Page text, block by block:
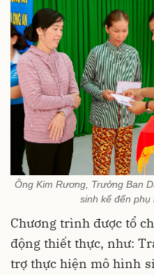
Ông Kim Rương, Trưởng Ban
sinh kế đến phụ
Chương trình được tổ
động thiết thực, như:
trợ thực hiện mô hình